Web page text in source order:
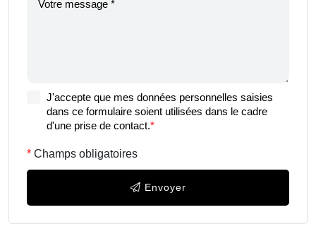
J'accepte que mes données personnelles saisies
dans ce formulaire soient utilisées dans le cadre
d'une prise de contact.*
Champs obligatoires
Envoyer